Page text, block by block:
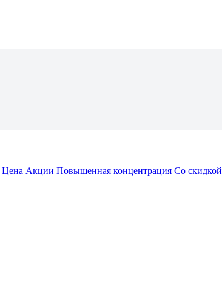
Цена Акции Повышенная концентрация Со скидкой